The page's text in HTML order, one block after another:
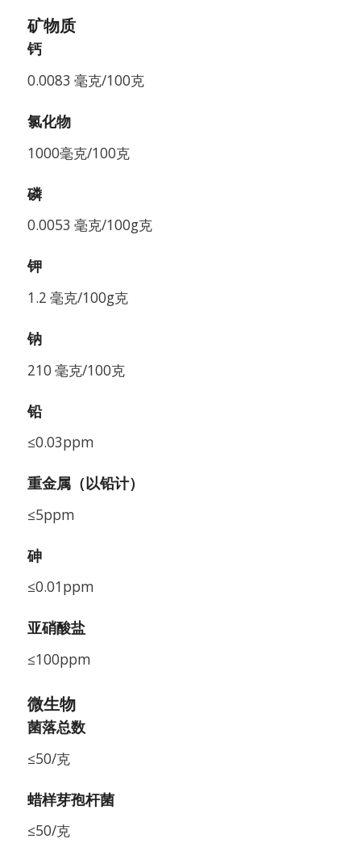
矿物质
钙
0.0083 毫克/100克
氯化物
1000毫克/100克
磷
0.0053 毫克/100g克
钾
1.2 毫克/100g克
钠
210 毫克/100克
铅
≤0.03ppm
重金属（以铅计）
≤5ppm
砷
≤0.01ppm
亚硝酸盐
≤100ppm
微生物
菌落总数
≤50/克
蜡样芽孢杆菌
≤50/克